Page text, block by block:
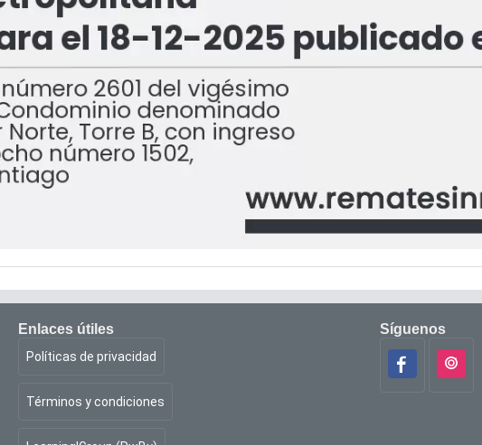
Enlaces útiles
Políticas de privacidad
Términos y condiciones
Síguenos